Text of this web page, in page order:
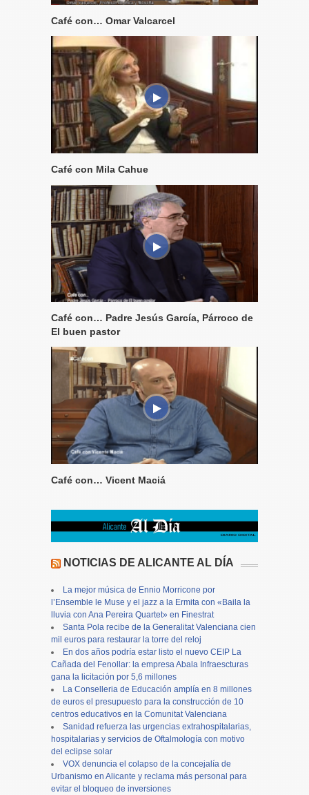
Café con… Omar Valcarcel
Café con Mila Cahue
Café con… Padre Jesús García, Párroco de
El buen pastor
Café con… Vicent Maciá
NOTICIAS DE ALICANTE AL DÍA
La mejor música de Ennio Morricone por
l’Ensemble le Muse y el jazz a la Ermita con «Baila la
lluvia con Ana Pereira Quartet» en Finestrat
Santa Pola recibe de la Generalitat Valenciana cien
mil euros para restaurar la torre del reloj
En dos años podría estar listo el nuevo CEIP La
Cañada del Fenollar: la empresa Abala Infraescturas
gana la licitación por 5,6 millones
La Conselleria de Educación amplía en 8 millones
de euros el presupuesto para la construcción de 10
centros educativos en la Comunitat Valenciana
Sanidad refuerza las urgencias extrahospitalarias,
hospitalarias y servicios de Oftalmología con motivo
del eclipse solar
VOX denuncia el colapso de la concejalía de
Urbanismo en Alicante y reclama más personal para
evitar el bloqueo de inversiones